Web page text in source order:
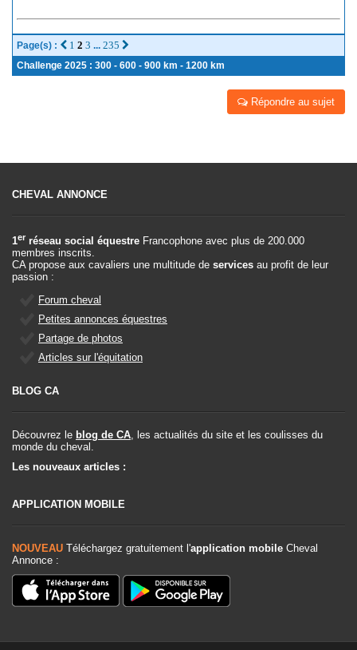
Page(s) : 1 2 3 ... 235
Challenge 2025 : 300 - 600 - 900 km - 1200 km
Répondre au sujet
CHEVAL ANNONCE
1er réseau social équestre Francophone avec plus de 200.000
membres inscrits.
CA propose aux cavaliers une multitude de services au profit de leur
passion :
Forum cheval
Petites annonces équestres
Partage de photos
Articles sur l'équitation
BLOG CA
Découvrez le blog de CA , les actualités du site et les coulisses du
monde du cheval.
Les nouveaux articles :
APPLICATION MOBILE
NOUVEAU Téléchargez gratuitement l'application mobile Cheval
Annonce :